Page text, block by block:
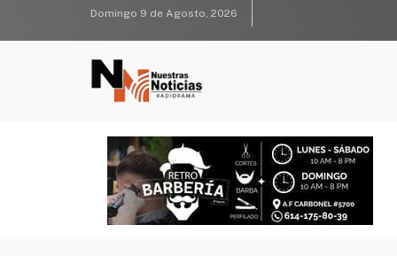
Domingo 9 de Agosto, 2026